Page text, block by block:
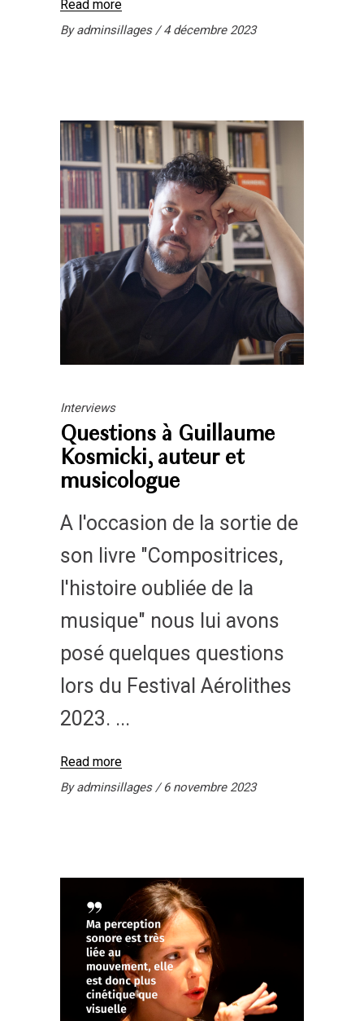
Read more
Byadminsillages 4 décembre 2023
Interviews
Questions à Guillaume
Kosmicki, auteur et
musicologue
A l'occasion de la sortie de
son livre "Compositrices,
l'histoire oubliée de la
musique" nous lui avons
posé quelques questions
lors du Festival Aérolithes
2023.
Read more
Byadminsillages 6 novembre 2023